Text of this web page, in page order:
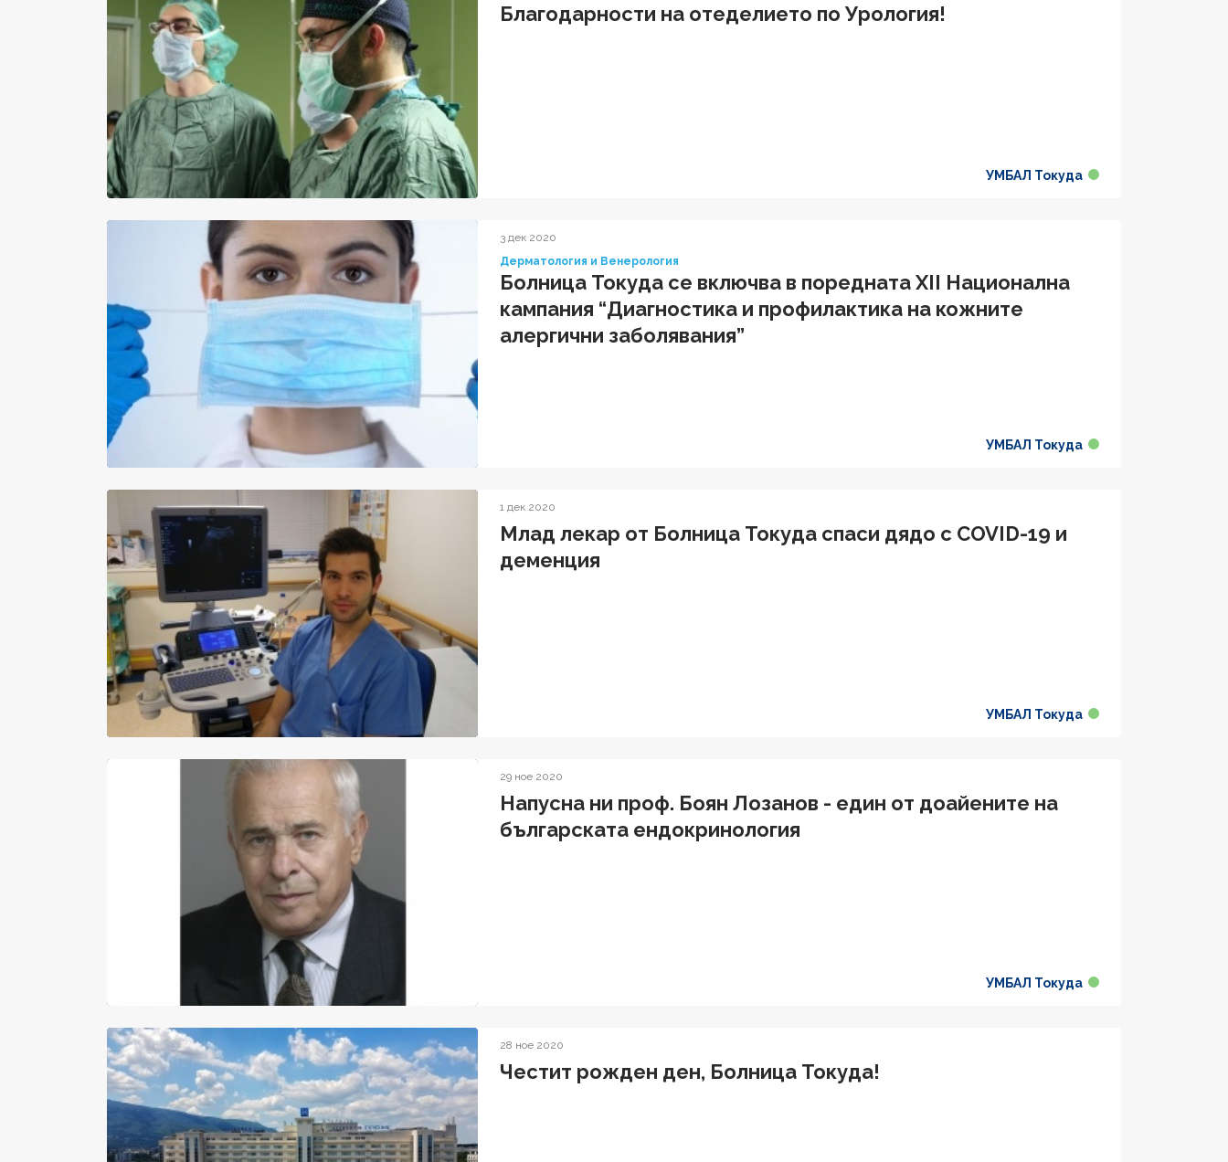
Благодарности на отеделието по Урология!
УМБАЛ Токуда
3 дек 2020
Дерматология и Венерология
Болница Токуда се включва в поредната XII Национална
кампания “Диагностика и профилактика на кожните
алергични заболявания”
УМБАЛ Токуда
1 дек 2020
Млад лекар от Болница Токуда спаси дядо с COVID-19 и
деменция
УМБАЛ Токуда
29 ное 2020
Напусна ни проф. Боян Лозанов - един от доайените на
българската ендокринология
УМБАЛ Токуда
28 ное 2020
Честит рожден ден, Болница Токуда!